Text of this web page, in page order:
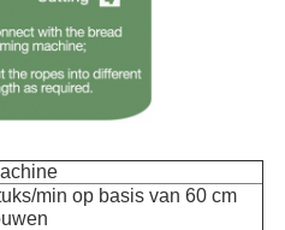
min op basis van 60 cm